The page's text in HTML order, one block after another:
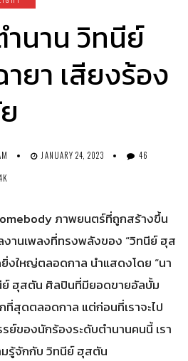
นาน วิทนีย์
ยา เสียงร้อง
JANUARY 24, 2023
46
ภาพยนตร์ที่ถูกสร้างขึ้น
งานเพลงที่ทรงพลังของ “วิทนีย์ ฮุส
งใหญ่ตลอดกาล นำแสดงโดย “นา
ย์ ฮุสตัน ศิลปินที่มียอดขายอัลบั้ม
ที่สุดตลอดกาล แต่ก่อนที่เราจะไป
ของนักร้องระดับตำนานคนนี้ เรา
รู้จักกับ วิทนีย์ ฮุสตัน